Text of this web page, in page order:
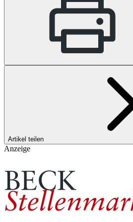
Artikel teilen
Anzeige